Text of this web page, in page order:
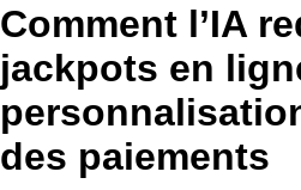
Comment l’IA
jackpots en
des paiements